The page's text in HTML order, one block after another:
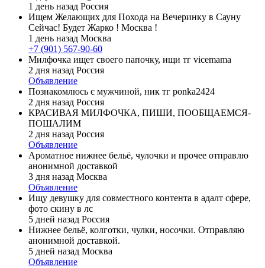
1 день назад Россия
Ищем Желающих для Похода на Вечеринку в Сауну
Сейчас! Будет Жарко ! Москва !
1 день назад Москва
+7 (901) 567-90-60
Милфочка ищет своего папочку, ищи тг vicemama
2 дня назад Россия
Объявление
Познакомлюсь с мужчиной, ник тг ponka2424
2 дня назад Россия
КРАСИВАЯ МИЛФОЧКА, ПИШИ, ПООБЩАЕМСЯ-
ПОШАЛИМ
2 дня назад Россия
Объявление
Ароматное нижнее бельё, чулочки и прочее отправлю
анонимной доставкой
3 дня назад Москва
Объявление
Ищу девушку для совместного контента в адалт сфере,
фото скину в лс
5 дней назад Россия
Нижнее бельё, колготки, чулки, носочки. Отправляю
анонимной доставкой.
5 дней назад Москва
Объявление